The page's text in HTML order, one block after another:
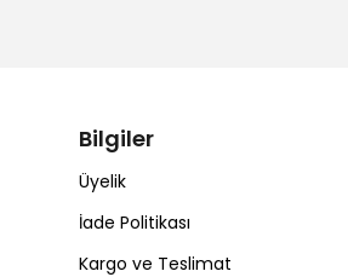
Bilgiler
Üyelik
İade Politikası
Kargo ve Teslimat